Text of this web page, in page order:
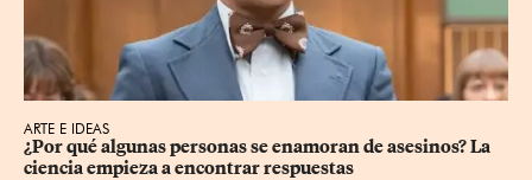
ARTE E IDEAS
¿Por qué algunas personas se enamoran de asesinos? La
ciencia empieza a encontrar respuestas